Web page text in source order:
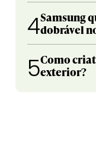
4Samsung
dobrável
5Como
exterior?